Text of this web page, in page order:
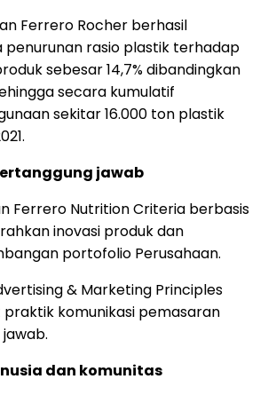
Ferrero Rocher berhasil
rasio plastik terhadap
sebesar 14,7% dibandingkan
secara kumulatif
sekitar 16.000 ton plastik
jawab
Ferrero Nutrition Criteria berbasis
inovasi produk dan
portofolio Perusahaan.
& Marketing Principles
komunikasi pemasaran
dan komunitas